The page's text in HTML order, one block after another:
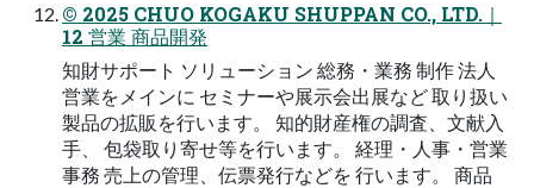
© 2025 CHUO KOGAKU SHUPPAN CO., LTD.｜
12 営業 商品開発
知財サポート ソリューション 総務・業務 制作 法人
営業をメインに セミナーや展示会出展など 取り扱い
製品の拡販を行います。 知的財産権の調査、文献入
手、 包袋取り寄せ等を行います。 経理・人事・営業
事務 売上の管理、伝票発行などを 行います。 商品